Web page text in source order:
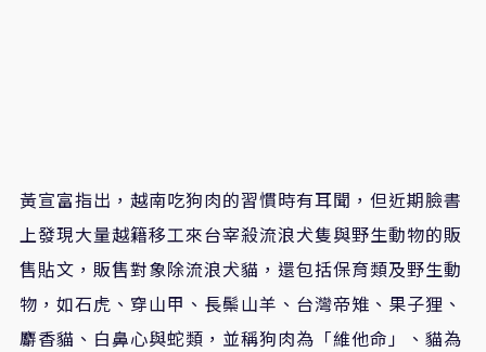
黃宣富指出，越南吃狗肉的習慣時有耳聞，但近期臉書
上發現大量越籍移工來台宰殺流浪犬隻與野生動物的販
售貼文，販售對象除流浪犬貓，還包括保育類及野生動
物，如石虎、穿山甲、長鬃山羊、台灣帝雉、果子狸、
麝香貓、白鼻心與蛇類，並稱狗肉為「維他命」、貓為